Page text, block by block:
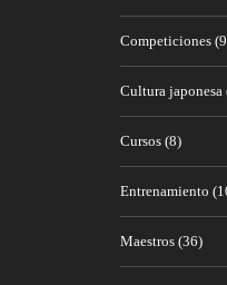
Competiciones
Cultura japonesa
Cursos(8)
Entrenamiento
Maestros(36)